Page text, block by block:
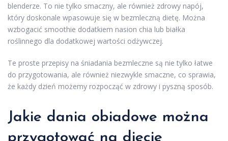
blenderze. To nie tylko smaczny, ale również zdrowy napój,
który doskonale wpasowuje się w bezmleczną dietę. Można
wzbogacić smoothie dodatkiem nasion chia lub białka
roślinnego dla dodatkowej wartości odżywczej.
Te proste przepisy na śniadania bezmleczne są nie tylko łatwe
do przygotowania, ale również niezwykle smaczne, co sprawia,
że każdy dzień możemy rozpocząć w zdrowy i pyszną sposób.
Jakie dania obiadowe można
przygotować na diecie